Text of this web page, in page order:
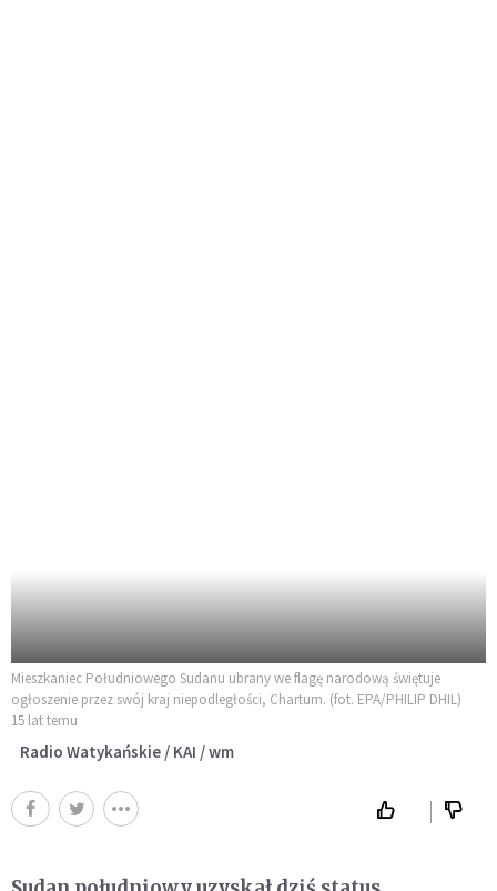
Mieszkaniec Południowego Sudanu ubrany we flagę narodową świętuje
ogłoszenie przez swój kraj niepodległości, Chartum. (fot. EPA/PHILIP DHIL)
15 lat temu
Radio Watykańskie / KAI / wm